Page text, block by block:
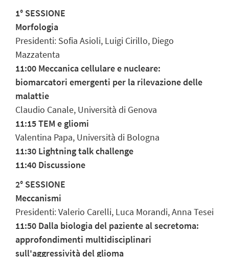
1° SESSIONE
Morfologia
Presidenti: Sofia Asioli, Luigi Cirillo, Diego
Mazzatenta
11:00 Meccanica cellulare e nucleare:
biomarcatori emergenti per la rilevazione delle
malattie
Claudio Canale, Università di Genova
11:15 TEM e gliomi
Valentina Papa, Università di Bologna
11:30 Lightning talk challenge
11:40 Discussione
2° SESSIONE
Meccanismi
Presidenti: Valerio Carelli, Luca Morandi, Anna Tesei
11:50 Dalla biologia del paziente al secretoma:
approfondimenti multidisciplinari
sull'aggressività del glioma